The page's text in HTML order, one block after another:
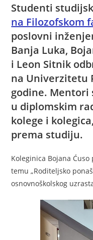
Studenti
na Filozofskom
poslovni
Banja Luka,
i Leon Sitnik
na Univerzitetu
godine.
u diplomskim
kolege i
prema studiju.
Koleginica Bojana
temu „Roditeljsko
osnovnoškolskog